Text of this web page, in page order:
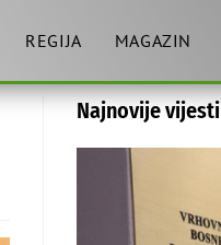
REGIJA MAGAZIN
Najnovije vijesti